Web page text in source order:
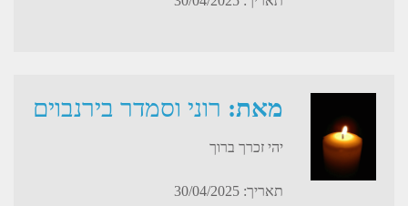
מאת: רוני וסמדר בירנבוים
יהי זכרך ברוך
תאריך: 30/04/2025